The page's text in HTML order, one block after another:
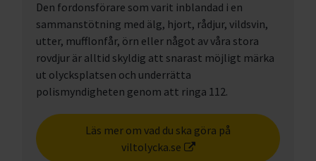
Den fordonsförare som varit inblandad i en
sammanstötning med älg, hjort, rådjur, vildsvin,
utter, mufflonfår, örn eller något av våra stora
rovdjur är alltid skyldig att snarast möjligt märka
ut olycksplatsen och underrätta
polismyndigheten genom att ringa 112.
Läs mer om vad du ska göra på
viltolycka.se